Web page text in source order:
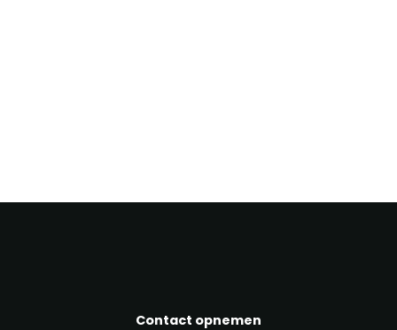
Contact opnemen